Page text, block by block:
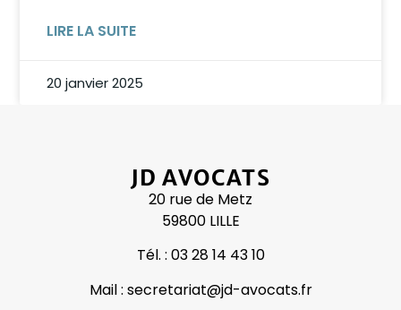
LIRE LA SUITE
20 janvier 2025
JD AVOCATS
20 rue de Metz
59800 LILLE
Tél. : 03 28 14 43 10
Mail : secretariat@jd-avocats.fr